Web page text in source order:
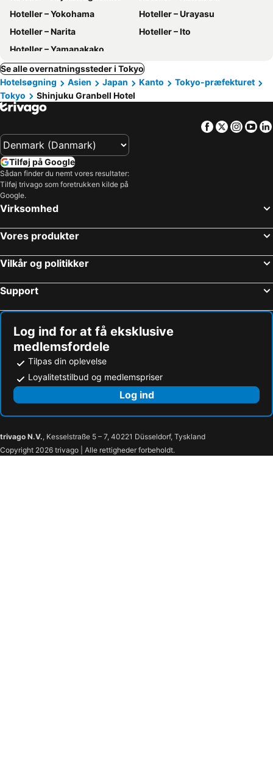
Hoteller – Yokohama
Hoteller – Urayasu
Hoteller – Narita
Hoteller – Ito
Hoteller – Yamanakako
Se alle overnatningssteder i Tokyo
Hotelsøgning
Asien Japan Kanto
Tokyo-præfekturet
Tokyo
Shinjuku Granbell Hotel
Facebook
Twitter
Tilføj på Google
Sådan finder du nemt vores resultater:
Tilføj trivago som foretrukken kilde på
Google.
Virksomhed
Vores produkter
Vilkår og politikker
Support
Log ind for at få eksklusive
medlemsfordele
Tilpas din oplevelse
Loyalitetstilbud og medlemspriser
Log ind
trivago N.V., Kesselstraße 5 – 7, 40221 Düsseldorf, Tyskland
Copyright 2026 trivago | Alle rettigheder forbeholdt.